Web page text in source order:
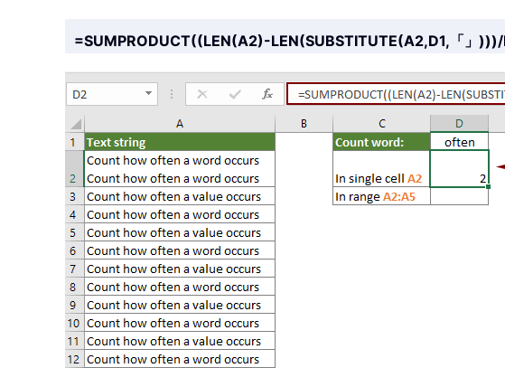
=SUMPRODUCT((LEN(A2)-LEN(SUBSTITUTE(A2,D1,「」